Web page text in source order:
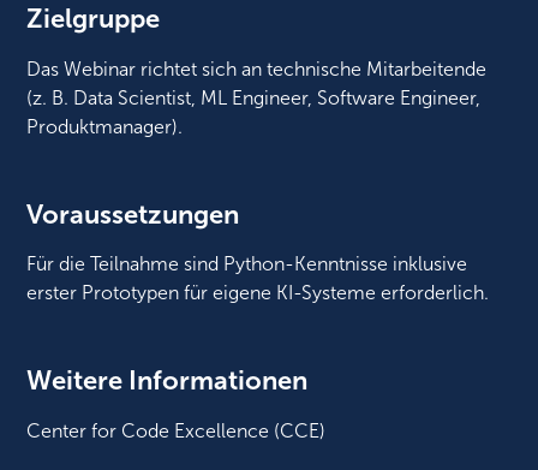
Zielgruppe
Das Webinar richtet sich an technische Mitarbeitende
(z. B. Data Scientist, ML Engineer, Software Engineer,
Produktmanager)​.
Voraussetzungen
Für die Teilnahme sind Python-Kenntnisse inklusive
erster Prototypen für eigene KI-Systeme erforderlich.
Weitere Informationen
Center for Code Excellence (CCE)